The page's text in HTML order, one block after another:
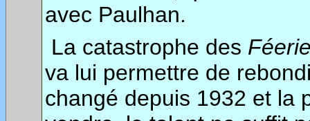
avec Paulhan.
La catastrophe des
va lui permettre de
changé depuis 1932 et la